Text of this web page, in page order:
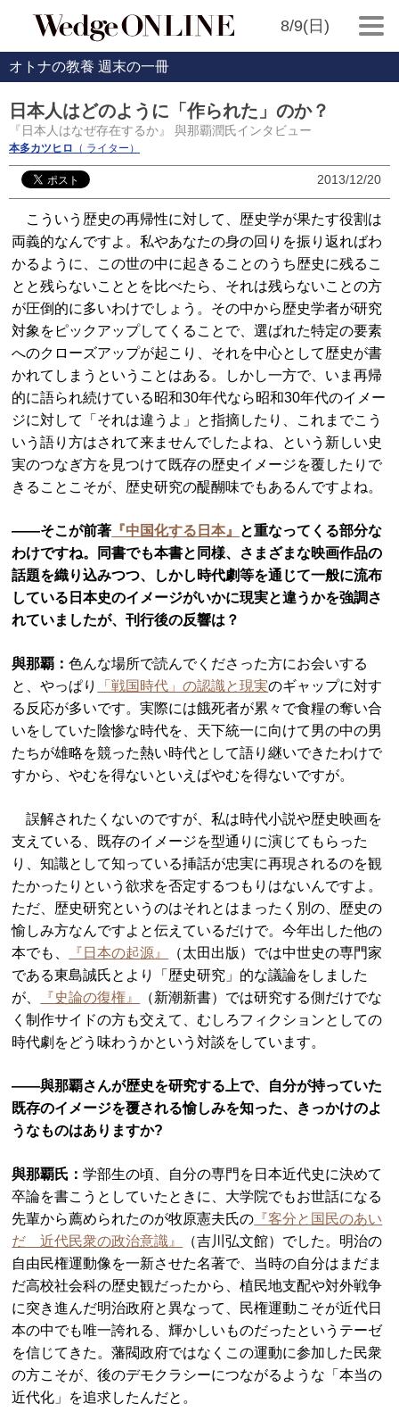
8/9(日)
オトナの教養 週末の一冊
日本人はどのように「作られた」のか？
『日本人はなぜ存在するか』 與那覇潤氏インタビュー
本多カツヒロ （ ライター）
2013/12/20
こういう歴史の再帰性に対して、歴史学が果たす役割は
両義的なんですよ。私やあなたの身の回りを振り返ればわ
かるように、この世の中に起きることのうち歴史に残るこ
とと残らないこととを比べたら、それは残らないことの方
が圧倒的に多いわけでしょう。その中から歴史学者が研究
対象をピックアップしてくることで、選ばれた特定の要素
へのクローズアップが起こり、それを中心として歴史が書
かれてしまうということはある。しかし一方で、いま再帰
的に語られ続けている昭和30年代なら昭和30年代のイメー
ジに対して「それは違うよ」と指摘したり、これまでこう
いう語り方はされて来ませんでしたよね、という新しい史
実のつなぎ方を見つけて既存の歴史イメージを覆したりで
きることこそが、歴史研究の醍醐味でもあるんですよね。
――そこが前著 『中国化する日本』
と重なってくる部分な
わけですね。同書でも本書と同様、さまざまな映画作品の
話題を織り込みつつ、しかし時代劇等を通じて一般に流布
している日本史のイメージがいかに現実と違うかを強調さ
れていましたが、刊行後の反響は？
與那覇：色んな場所で読んでくださった方にお会いする
と、やっぱり
「戦国時代」の認識と現実のギャップに対す
る反応が多いです。実際には餓死者が累々で食糧の奪い合
いをしていた陰惨な時代を、天下統一に向けて男の中の男
たちが雄略を競った熱い時代として語り継いできたわけで
すから、やむを得ないといえばやむを得ないですが。
誤解されたくないのですが、私は時代小説や歴史映画を
支えている、既存のイメージを型通りに演じてもらった
り、知識として知っている挿話が忠実に再現されるのを観
たかったりという欲求を否定するつもりはないんですよ。
ただ、歴史研究というのはそれとはまったく別の、歴史の
愉しみ方なんですよと伝えているだけで。今年出した他の
本でも、
『日本の起源』
（太田出版）では中世史の専門家
である東島誠氏とより「歴史研究」的な議論をしました
が、
『史論の復権』
（新潮新書）では研究する側だけでな
く制作サイドの方も交えて、むしろフィクションとしての
時代劇をどう味わうかという対談をしています。
――與那覇さんが歴史を研究する上で、自分が持っていた
既存のイメージを覆される愉しみを知った、きっかけのよ
うなものはありますか?
與那覇氏：学部生の頃、自分の専門を日本近代史に決めて
卒論を書こうとしていたときに、大学院でもお世話になる
先輩から薦められたのが牧原憲夫氏の 『客分と国民のあい
だ 近代民衆の政治意識』
（吉川弘文館）でした。明治の
自由民権運動像を一新させた名著で、当時の自分はまだま
だ高校社会科の歴史観だったから、植民地支配や対外戦争
に突き進んだ明治政府と異なって、民権運動こそが近代日
本の中でも唯一誇れる、輝かしいものだったというテーゼ
を信じてきた。藩閥政府ではなくこの運動に参加した民衆
の方こそが、後のデモクラシーにつながるような「本当の
近代化」を追求したんだと。